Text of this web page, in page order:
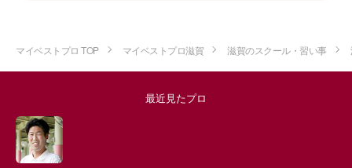
マイベストプロ TOP マイベストプロ滋賀 滋賀のスクール・習い事
最近見たプロ